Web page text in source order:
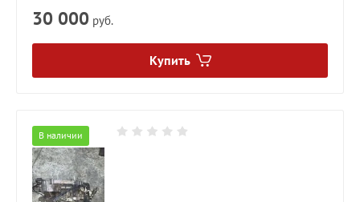
30 000 руб.
Купить
В наличии